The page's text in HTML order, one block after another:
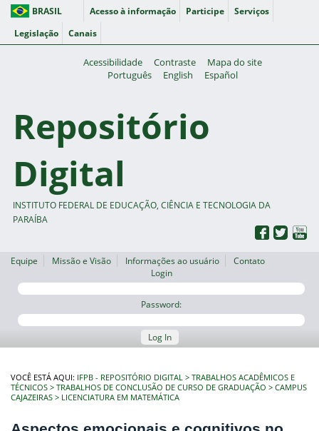
BRASIL Acesso à informação Participe
Serviços
Legislação
Canais
Acessibilidade Contraste
Mapa do site
Português
English Español
Repositório
Digital
INSTITUTO FEDERAL DE EDUCAÇÃO, CIÊNCIA E TECNOLOGIA DA
PARAÍBA
Equipe Missão e Visão Informações ao usuário
Contato
Login
Password:
Log In
VOCÊ ESTÁ AQUI: IFPB - REPOSITÓRIO DIGITAL
TRABALHOS ACADÊMICOS E
TÉCNICOS
TRABALHOS DE CONCLUSÃO DE CURSO DE GRADUAÇÃO
CAMPUS
CAJAZEIRAS
LICENCIATURA EM MATEMÁTICA